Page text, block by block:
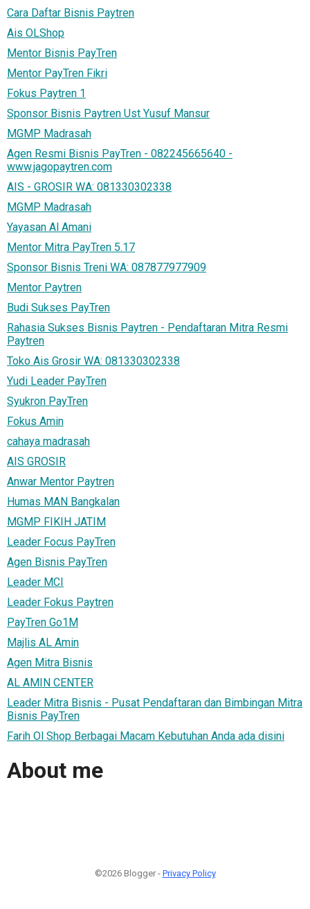
Cara Daftar Bisnis Paytren
Ais OLShop
Mentor Bisnis PayTren
Mentor PayTren Fikri
Fokus Paytren 1
Sponsor Bisnis Paytren Ust Yusuf Mansur
MGMP Madrasah
Agen Resmi Bisnis PayTren - 082245665640 -
www.jagopaytren.com
AIS - GROSIR WA: 081330302338
MGMP Madrasah
Yayasan Al Amani
Mentor Mitra PayTren 5.17
Sponsor Bisnis Treni WA: 087877977909
Mentor Paytren
Budi Sukses PayTren
Rahasia Sukses Bisnis Paytren - Pendaftaran Mitra Resmi
Paytren
Toko Ais Grosir WA: 081330302338
Yudi Leader PayTren
Syukron PayTren
Fokus Amin
cahaya madrasah
AIS GROSIR
Anwar Mentor Paytren
Humas MAN Bangkalan
MGMP FIKIH JATIM
Leader Focus PayTren
Agen Bisnis PayTren
Leader MCI
Leader Fokus Paytren
PayTren Go1M
Majlis AL Amin
Agen Mitra Bisnis
AL AMIN CENTER
Leader Mitra Bisnis - Pusat Pendaftaran dan Bimbingan Mitra
Bisnis PayTren
Farih Ol Shop Berbagai Macam Kebutuhan Anda ada disini
About me
©2026 Blogger - Privacy Policy